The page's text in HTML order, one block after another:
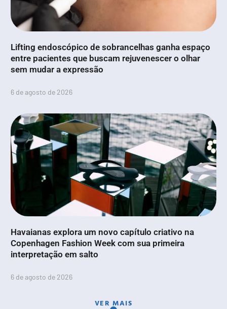
Lifting endoscópico de sobrancelhas ganha espaço
entre pacientes que buscam rejuvenescer o olhar
sem mudar a expressão
6 de agosto de 2026
Havaianas explora um novo capítulo criativo na
Copenhagen Fashion Week com sua primeira
interpretação em salto
6 de agosto de 2026
VER MAIS